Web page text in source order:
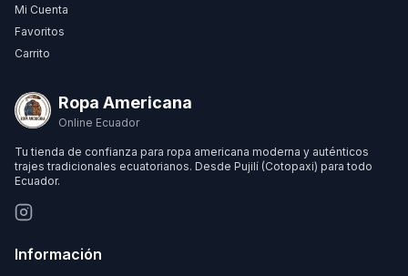
Mi Cuenta
Favoritos
Carrito
Ropa Americana
Online Ecuador
Tu tienda de confianza para ropa americana moderna y auténticos
trajes tradicionales ecuatorianos. Desde Pujilí (Cotopaxi) para todo
Ecuador.
Información